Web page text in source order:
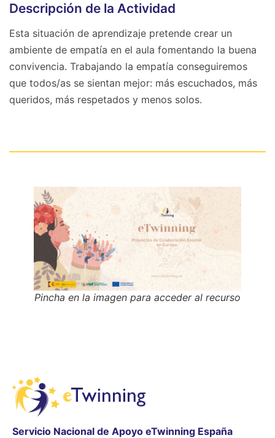
Descripción de la Actividad
Esta situación de aprendizaje pretende crear un
ambiente de empatía en el aula fomentando la buena
convivencia. Trabajando la empatía conseguiremos
que todos/as se sientan mejor: más escuchados, más
queridos, más respetados y menos solos.
Pincha en la imagen para acceder al recurso
Servicio Nacional de Apoyo eTwinning España